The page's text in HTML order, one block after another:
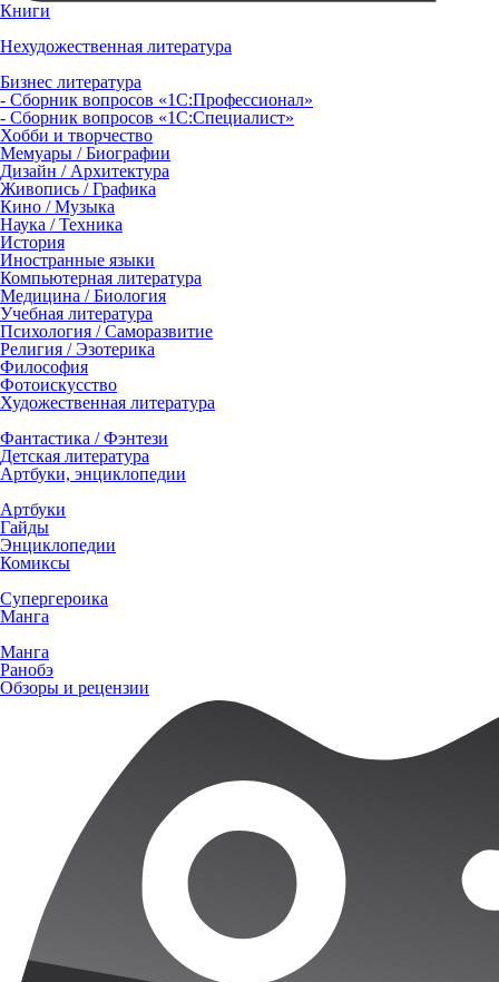
Книги
Нехудожественная литература
Бизнес литература
- Сборник вопросов «1С:Профессионал»
- Сборник вопросов «1С:Специалист»
Хобби и творчество
Мемуары / Биографии
Дизайн / Архитектура
Живопись / Графика
Кино / Музыка
Наука / Техника
История
Иностранные языки
Компьютерная литература
Медицина / Биология
Учебная литература
Психология / Саморазвитие
Религия / Эзотерика
Философия
Фотоискусство
Художественная литература
Фантастика / Фэнтези
Детская литература
Артбуки, энциклопедии
Артбуки
Гайды
Энциклопедии
Комиксы
Супергероика
Манга
Манга
Ранобэ
Обзоры и рецензии